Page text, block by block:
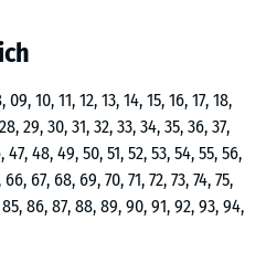
10, 11, 12, 13, 14, 15, 16, 17, 18,
29, 30, 31, 32, 33, 34, 35, 36, 37,
48, 49, 50, 51, 52, 53, 54, 55, 56,
67, 68, 69, 70, 71, 72, 73, 74, 75,
86, 87, 88, 89, 90, 91, 92, 93, 94,